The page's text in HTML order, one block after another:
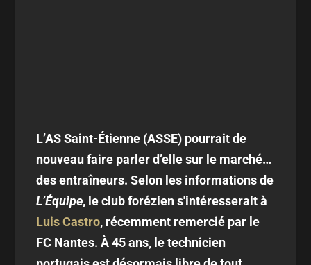
L’AS Saint-Étienne (ASSE) pourrait de
nouveau faire parler d’elle sur le marché…
des entraîneurs. Selon les informations de
L’Équipe, le club forézien s'intéresserait à
Luis Castro, récemment remercié par le
FC Nantes. À 45 ans, le technicien